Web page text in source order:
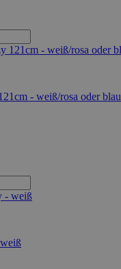
- weiß/rosa oder blau